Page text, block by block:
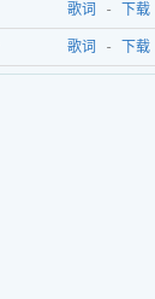
歌词 - 下载
歌词 - 下载